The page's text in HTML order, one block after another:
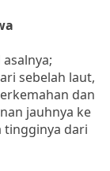
sebelah laut,
dan
jauhnya ke
tingginya dari